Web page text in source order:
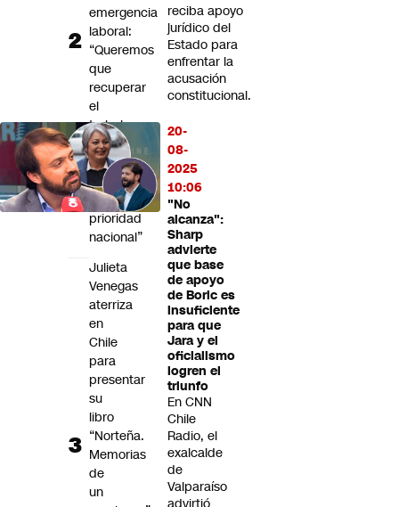
reciba apoyo
jurídico del
Estado para
enfrentar la
acusación
constitucional.
20-
08-
2025
10:06
"No
alcanza":
Sharp
advierte
que base
de apoyo
de Boric es
insuficiente
para que
Jara y el
oficialismo
logren el
triunfo
En CNN
Chile
Radio, el
exalcalde
de
Valparaíso
advirtió
emergencia
laboral:
“Queremos
que
recuperar
el
trabajo
vuelva
a
ser
una
prioridad
nacional”
Julieta
Venegas
aterriza
en
Chile
para
presentar
su
libro
“Norteña.
Memorias
de
un